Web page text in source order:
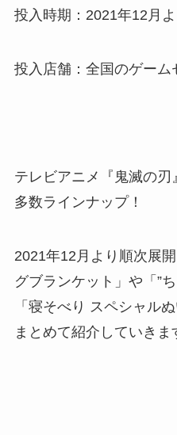
投入時期：2021年12月
投入店舗：全国のゲーム
テレビアニメ『鬼滅の刃
多数ラインナップ！
2021年12月より順次展
グブランケット」や「”
「寝そべり スペシャル
まとめて紹介していきま